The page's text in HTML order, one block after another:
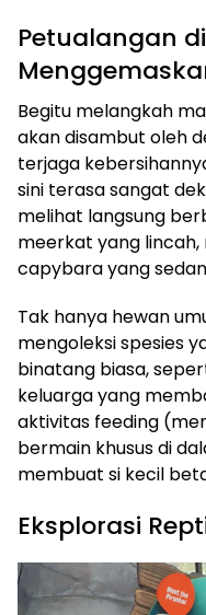
Petualangan
Begitu melangkah
akan disambut oleh
terjaga
sini terasa sangat
melihat langsung
meerkat yang lincah,
capybara yang
Tak hanya hewan
mengoleksi spesies
binatang biasa,
keluarga yang
aktivitas feeding
bermain khusus di
membuat si kecil
Eksplorasi